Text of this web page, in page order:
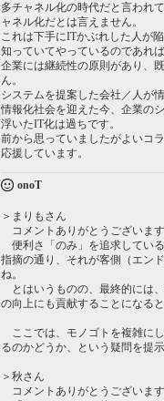
多チャネル化の時代だと言われ
ャネル化だとは言えません。
これは下手にITかぶれした人が
知っていてやっているのであれ
企業には継続性の原則があり、
ん。
システムを提案した会社／人が
情報化社会を迎えた今、企業の
浮いたIT化は過ちです。
前から思っていましたがよいコラ
応援しています。
onoT
＞まりもさん
コメントありがとうございます
便利さ「のみ」を追求してい
指摘の通り、それが客側（エン
ね。
とはいうものの、最終的には
の向上にも貢献することになる
ここでは、モノゴトを複雑に
るのかどうか、という疑問を提
＞秋さん
コメントありがとうございます